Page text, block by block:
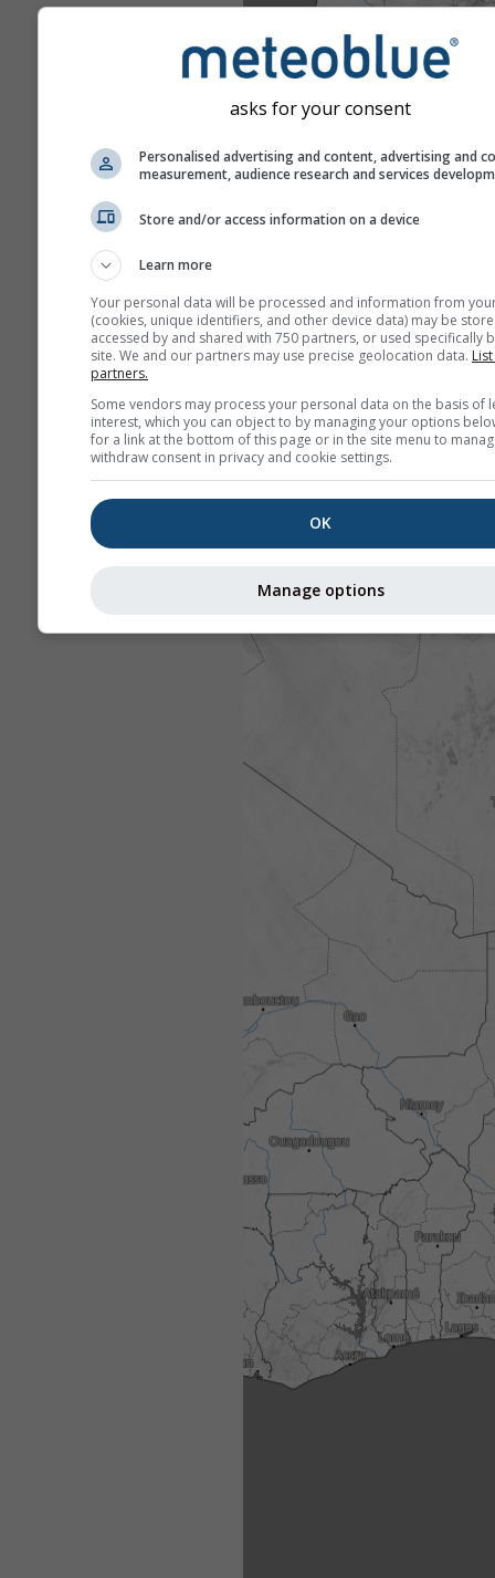
asks for your consent
Personalised advertising and content, advertising and
measurement, audience research and services
Store and/or access information on a device
Learn more
Your personal data will be processed and information from
(cookies, unique identifiers, and other device data) may be
accessed by and shared with 750 partners, or used specifically
site. We and our partners may use precise geolocation data.
partners.
Some vendors may process your personal data on the basis of
interest, which you can object to by managing your options
for a link at the bottom of this page or in the site menu to
withdraw consent in privacy and cookie settings.
OK
Manage options